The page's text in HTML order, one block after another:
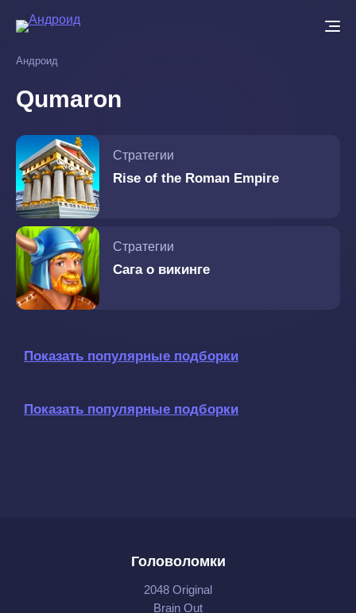
основному
Андроид
Qumaron
Стратегии
Rise of the Roman Empire
Стратегии
Сага о викинге
Показать популярные подборки
Показать популярные подборки
Головоломки
2048 Original
Brain Out